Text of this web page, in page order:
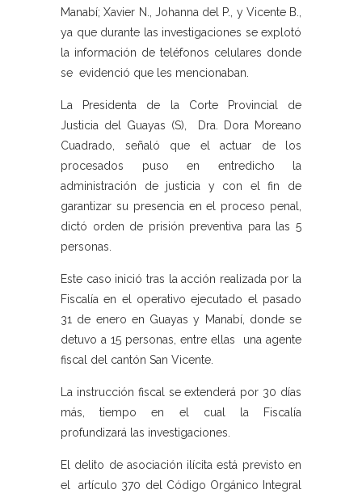
Manabí; Xavier N., Johanna del P., y Vicente B.,
ya que durante las investigaciones se explotó
la información de teléfonos celulares donde
se evidenció que les mencionaban.
La Presidenta de la Corte Provincial de
Justicia del Guayas (S), Dra. Dora Moreano
Cuadrado, señaló que el actuar de los
procesados puso en entredicho la
administración de justicia y con el fin de
garantizar su presencia en el proceso penal,
dictó orden de prisión preventiva para las 5
personas.
Este caso inició tras la acción realizada por la
Fiscalía en el operativo ejecutado el pasado
31 de enero en Guayas y Manabí, donde se
detuvo a 15 personas, entre ellas una agente
fiscal del cantón San Vicente.
La instrucción fiscal se extenderá por 30 días
más, tiempo en el cual la Fiscalía
profundizará las investigaciones.
El delito de asociación ilícita está previsto en
el artículo 370 del Código Orgánico Integral